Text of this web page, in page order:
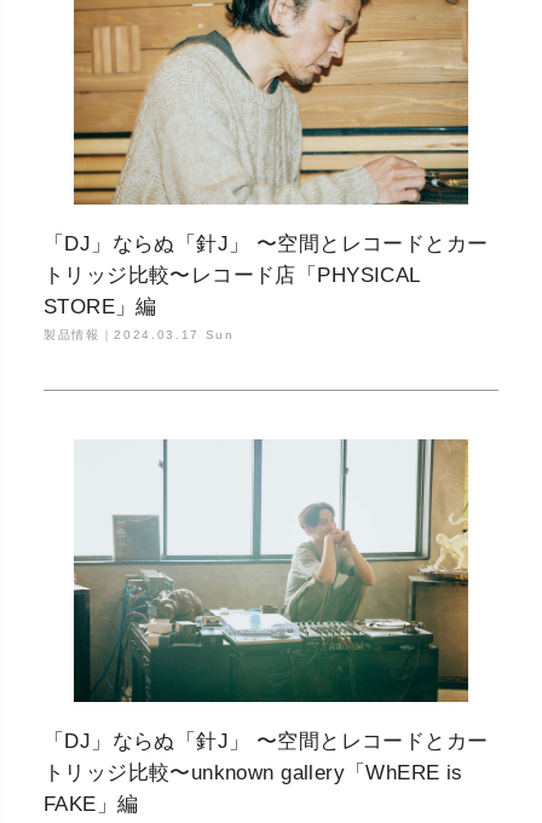
「DJ」ならぬ「針J」 〜空間とレコードとカー
トリッジ比較〜レコード店「PHYSICAL
STORE」編
製品情報｜2024.03.17 Sun
「DJ」ならぬ「針J」 〜空間とレコードとカー
トリッジ比較〜unknown gallery「WhERE is
FAKE」編